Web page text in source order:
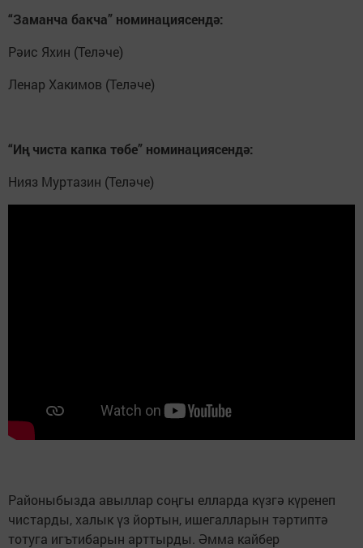
“Заманча бакча” номинациясендә:
Рәис Яхин (Теләче)
Ленар Хакимов (Теләче)
“Иң чиста капка төбе” номинациясендә:
Нияз Муртазин (Теләче)
Районыбызда авыллар соңгы елларда күзгә күренеп
чистарды, халык үз йортын, ишегалларын тәртиптә
тотуга игътибарын арттырды. Әмма кайбер